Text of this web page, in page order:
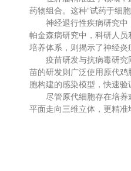
药物组合。这种“试药于细
神经退行性疾病研究中，
帕金森病研究中，科研人
培养体系，则揭示了神经
疫苗研发与抗病毒研究同
苗的研发则广泛使用原代
胞构建的感染模型，快速
尽管原代细胞存在培养难
平面走向三维立体，更精准